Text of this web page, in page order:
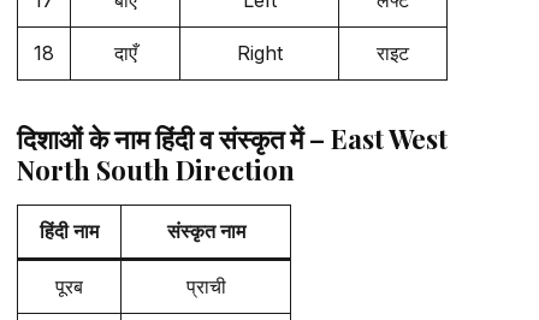
18 दाएँ Right राइट
दिशाओं के नाम हिंदी व संस्कृत में – East West
North South Direction
हिंदी नाम संस्कृत नाम
पूरब प्राची